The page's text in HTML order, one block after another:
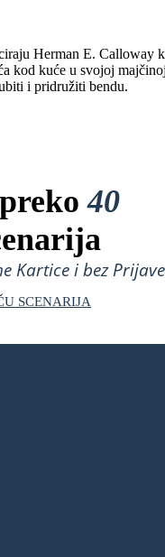
Herman E. Calloway
kod kuće u svojoj
i pridružiti bendu.
40
Kartice i bez
SCENARIJA